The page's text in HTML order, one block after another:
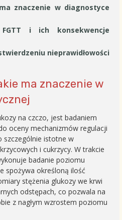
znaczenie w diagnostyce
i ich konsekwencje
nieprawidłowości
ma znaczenie w
na czczo, jest badaniem
oceny mechanizmów regulacji
szczególnie istotne w
i cukrzycy. W trakcie
badanie poziomu
spożywa określoną ilość
stężenia glukozy we krwi
odstępach, co pozwala na
z nagłym wzrostem poziomu